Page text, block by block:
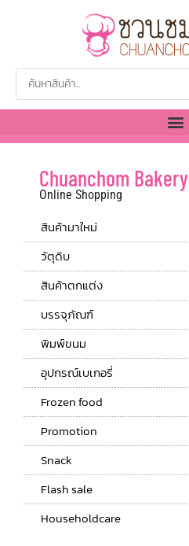
Chuanchom Bakery
Online Shopping
สินค้ามาใหม่
วัตุดิบ
สินค้าตกแต่ง
บรรจุภัณฑ์
พิมพ์ขนม
อุปกรณ์เบเกอรี่
Frozen food
Promotion
Snack
Flash sale
Householdcare